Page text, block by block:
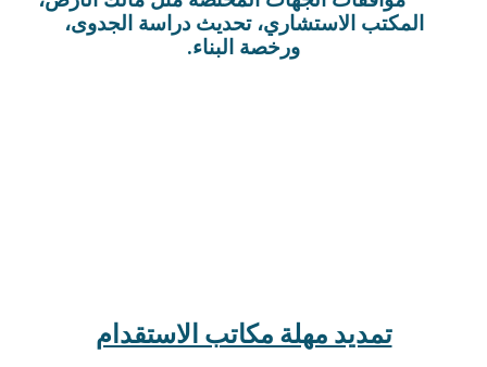
المكتب الاستشاري، تحديث دراسة الجدوى،
ورخصة البناء.
تمديد مهلة مكاتب الاستقدام